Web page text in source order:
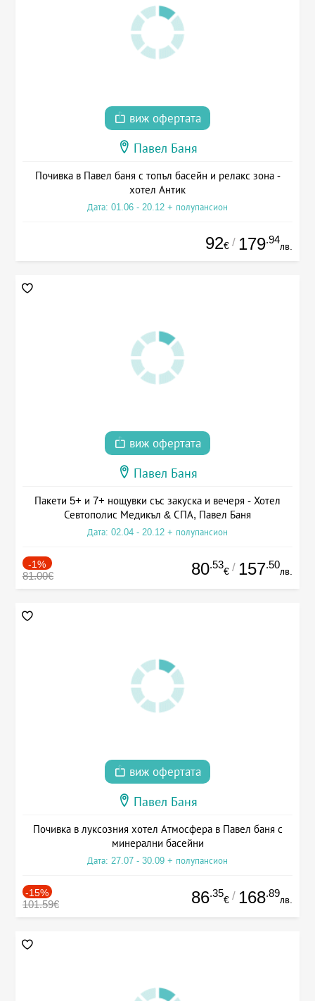
виж офертата
Павел Баня
Почивка в Павел баня с топъл басейн и релакс зона -
хотел Антик
Дата: 01.06 - 20.12 + полупансион
92€ / 179.94
лв.
виж офертата
Павел Баня
Пакети 5+ и 7+ нощувки със закуска и вечеря - Хотел
Севтополис Медикъл & СПА, Павел Баня
Дата: 02.04 - 20.12 + полупансион
-1%
81.00€ 80.53
€ / 157.50
лв.
виж офертата
Павел Баня
Почивка в луксозния хотел Атмосфера в Павел баня с
минерални басейни
Дата: 27.07 - 30.09 + полупансион
-15%
101.59€ 86.35
€ / 168.89
лв.